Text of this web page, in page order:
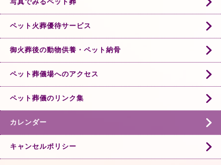
ペット火葬優待サービス
御火葬後の動物供養・ペット納骨
ペット葬儀場へのアクセス
ペット葬儀のリンク集
カレンダー
キャンセルポリシー